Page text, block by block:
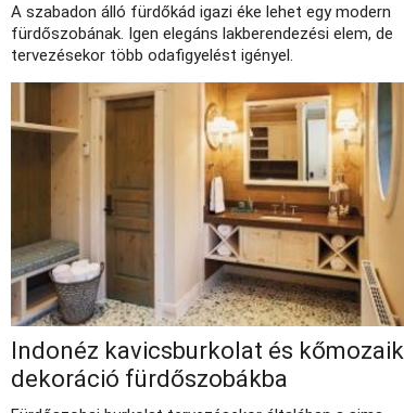
A szabadon álló fürdőkád igazi éke lehet egy modern
fürdőszobának. Igen elegáns lakberendezési elem, de
tervezésekor több odafigyelést igényel.
Indonéz kavicsburkolat és kőmozaik
dekoráció fürdőszobákba